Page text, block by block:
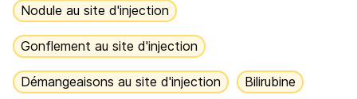
Nodule au site d'injection
Gonflement au site d'injection
Démangeaisons au site d'injection Bilirubine